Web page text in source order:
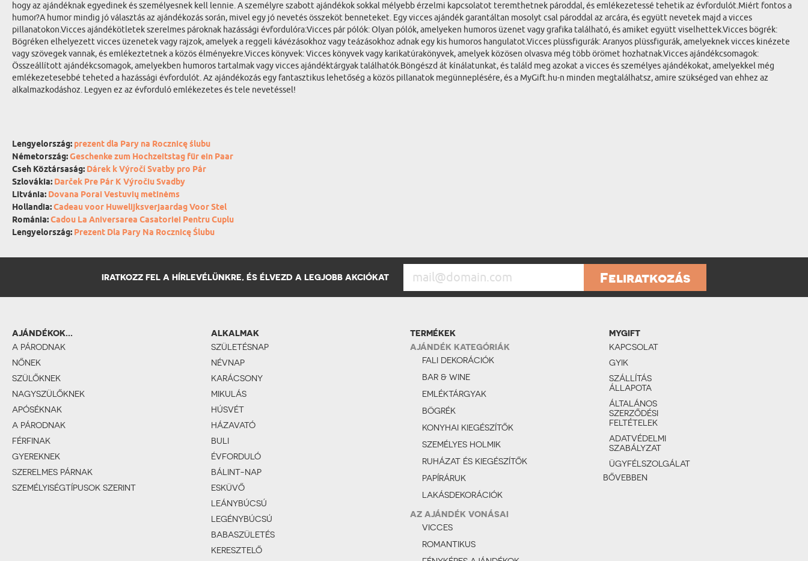
hogy az ajándéknak egyedinek és személyesnek kell lennie. A személyre szabott ajándékok sokkal mélyebb érzelmi kapcsolatot teremthetnek pároddal, és emlékezetessé tehetik az évfordulót.Miért fontos a
humor?A humor mindig jó választás az ajándékozás során, mivel egy jó nevetés összeköt benneteket. Egy vicces ajándék garantáltan mosolyt csal pároddal az arcára, és együtt nevetek majd a vicces
pillanatokon.Vicces ajándékötletek szerelmes pároknak hazássági évfordulóra:Vicces pár pólók: Olyan pólók, amelyeken humoros üzenet vagy grafika található, és amiket együtt viselhettek.Vicces bögrék:
Bögréken elhelyezett vicces üzenetek vagy rajzok, amelyek a reggeli kávézásokhoz vagy teázásokhoz adnak egy kis humoros hangulatot.Vicces plüssfigurák: Aranyos plüssfigurák, amelyeknek vicces kinézete
vagy szövegek vannak, és emlékeztetnek a közös élményekre.Vicces könyvek: Vicces könyvek vagy karikatúrakönyvek, amelyek közösen olvasva még több örömet hozhatnak.Vicces ajándékcsomagok:
Összeállított ajándékcsomagok, amelyekben humoros tartalmak vagy vicces ajándéktárgyak találhatók.Böngészd át kínálatunkat, és találd meg azokat a vicces és személyes ajándékokat, amelyekkel még
emlékezetesebbé teheted a hazássági évfordulót. Az ajándékozás egy fantasztikus lehetőség a közös pillanatok megünneplésére, és a MyGift.hu-n minden megtalálhatsz, amire szükséged van ehhez az
alkalmazkodáshoz. Legyen ez az évforduló emlékezetes és tele nevetéssel!
Lengyelország: prezent dla Pary na Rocznicę ślubu
Németország:Geschenke zum Hochzeitstag für ein Paar
Cseh Köztársaság: Dárek k Výročí Svatby pro Pár
Szlovákia: Darček Pre Pár K Výročiu Svadby
Litvánia: Dovana Porai Vestuvių metinėms
Hollandia:Cadeau voor Huwelijksverjaardag Voor Stel
Románia:Cadou La Aniversarea Casatoriei Pentru Cuplu
Lengyelország: Prezent Dla Pary Na Rocznicę Ślubu
IRATKOZZ FEL A HÍRLEVÉLÜNKRE, ÉS ÉLVEZD A LEGJOBB AKCIÓKAT Feliratkozás
AJÁNDÉKOK...
A PÁRODNAK
NŐNEK
SZÜLŐKNEK
NAGYSZÜLŐKNEK
APÓSÉKNAK
A PÁRODNAK
FÉRFINAK
GYEREKNEK
SZERELMES PÁRNAK
SZEMÉLYISÉGTÍPUSOK SZERINT
ALKALMAK
SZÜLETÉSNAP
NÉVNAP
KARÁCSONY
MIKULÁS
HÚSVÉT
HÁZAVATÓ
BULI
ÉVFORDULÓ
BÁLINT-NAP
ESKÜVŐ
LEÁNYBÚCSÚ
LEGÉNYBÚCSÚ
BABASZÜLETÉS
KERESZTELŐ
TERMÉKEK
AJÁNDÉK KATEGÓRIÁK
FALI DEKORÁCIÓK
BAR & WINE
EMLÉKTÁRGYAK
BÖGRÉK
KONYHAI KIEGÉSZÍTŐK
SZEMÉLYES HOLMIK
RUHÁZAT ÉS KIEGÉSZÍTŐK
PAPÍRÁRUK
LAKÁSDEKORÁCIÓK
AZ AJÁNDÉK VONÁSAI
VICCES
ROMANTIKUS
MYGIFT
KAPCSOLAT
GYIK
SZÁLLÍTÁS
ÁLLAPOTA
ÁLTALÁNOS
SZERZŐDÉSI
FELTÉTELEK
ADATVÉDELMI
SZABÁLYZAT
ÜGYFÉLSZOLGÁLAT
BŐVEBBEN